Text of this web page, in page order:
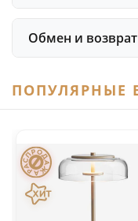
Обмен и возврат
ПОПУЛЯРНЫЕ